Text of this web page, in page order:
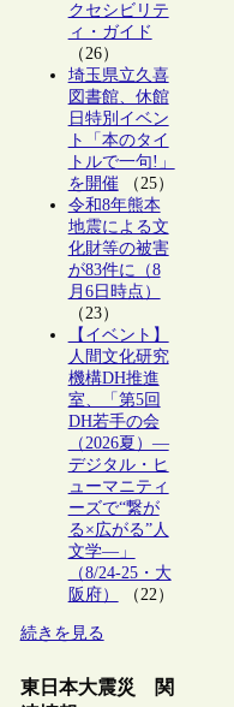
クセシビリテ
ィ・ガイド
（26）
埼玉県立久喜
図書館、休館
日特別イベン
ト「本のタイ
トルで一句!」
を開催（25）
令和8年熊本
地震による文
化財等の被害
が83件に（8
月6日時点）
（23）
【イベント】
人間文化研究
機構DH推進
室、「第5回
DH若手の会
（2026夏）―
デジタル・ヒ
ューマニティ
ーズで“繋が
る×広がる”人
文学―」
（8/24-25・大
阪府）
（22）
続きを見る
東日本大震災 関